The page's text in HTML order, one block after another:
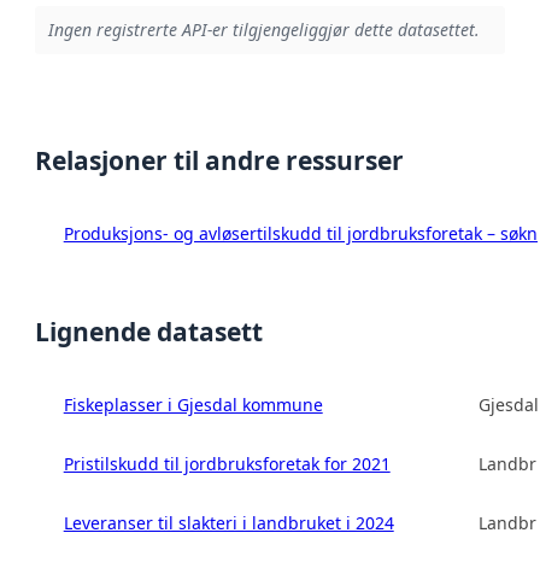
Ingen registrerte API-er tilgjengeliggjør dette datasettet.
Relasjoner til andre ressurser
Produksjons- og avløsertilskudd til jordbruksforetak –
Lignende datasett
Fiskeplasser i Gjesdal kommune
Pristilskudd til jordbruksforetak for 2021
Leveranser til slakteri i landbruket i 2024